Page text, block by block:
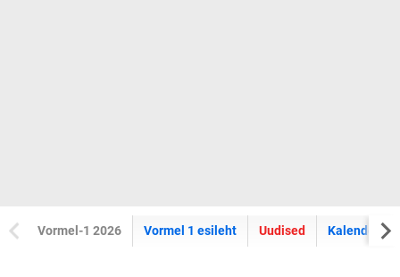
Vormel-1 2026 Vormel 1 esileht Uudised Kalender